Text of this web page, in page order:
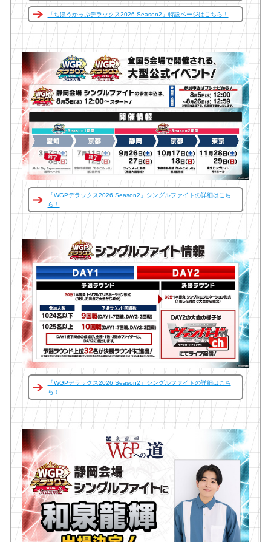
「ちほうかっぷデラックス2026 Season2」特設ページはこちら！
「WGPデラックス2026 Season2」シングルファイトの詳細はこち
ら！
「WGPデラックス2026 Season2」シングルファイトの詳細はこち
ら！